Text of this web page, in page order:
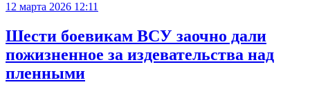
12 марта 2026 12:11
Шести боевикам ВСУ заочно дали
пожизненное за издевательства над
пленными